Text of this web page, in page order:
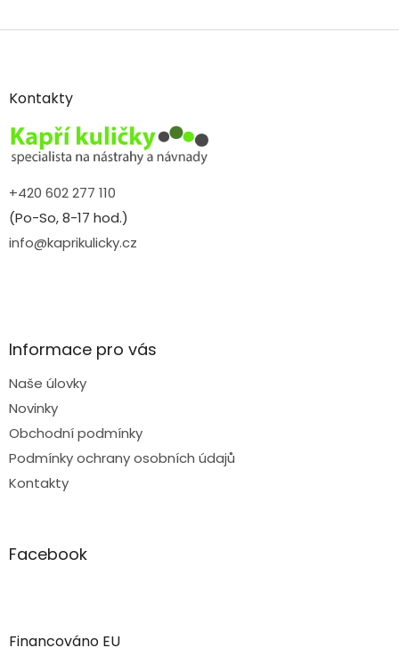
Z
aKontakty
+420 602 277 110
(Po-So, 8-17 hod.)
info@kaprikulicky.cz
Informace pro vás
Naše úlovky
Novinky
Obchodní podmínky
Podmínky ochrany osobních údajů
Kontakty
Facebook
Financováno EU